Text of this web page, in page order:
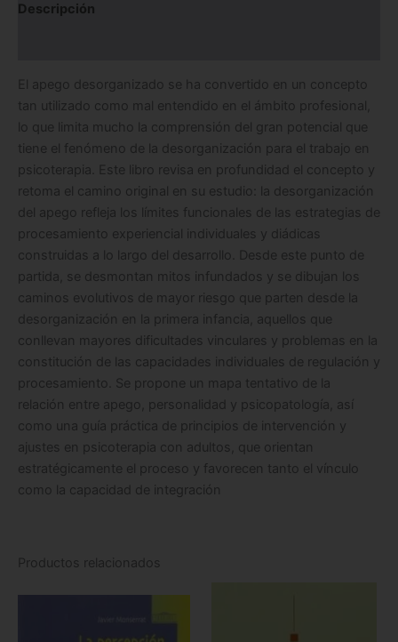
Descripción
El apego desorganizado se ha convertido en un concepto
tan utilizado como mal entendido en el ámbito profesional,
lo que limita mucho la comprensión del gran potencial que
tiene el fenómeno de la desorganización para el trabajo en
psicoterapia. Este libro revisa en profundidad el concepto y
retoma el camino original en su estudio: la desorganización
del apego refleja los límites funcionales de las estrategias de
procesamiento experiencial individuales y diádicas
construidas a lo largo del desarrollo. Desde este punto de
partida, se desmontan mitos infundados y se dibujan los
caminos evolutivos de mayor riesgo que parten desde la
desorganización en la primera infancia, aquellos que
conllevan mayores dificultades vinculares y problemas en la
constitución de las capacidades individuales de regulación y
procesamiento. Se propone un mapa tentativo de la
relación entre apego, personalidad y psicopatología, así
como una guía práctica de principios de intervención y
ajustes en psicoterapia con adultos, que orientan
estratégicamente el proceso y favorecen tanto el vínculo
como la capacidad de integración
Productos relacionados